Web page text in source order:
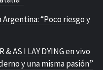
Argentina: “Poco riesgo y
& AS I LAY DYING en vivo
y una misma pasión”